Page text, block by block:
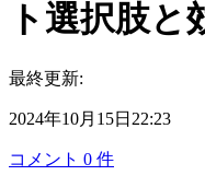
ト選択肢と
最終更新:
2024年10月15日22:23
コメント 0 件